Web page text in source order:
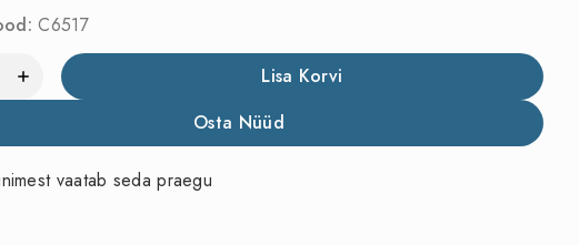
C6517
Lisa Korvi
Osta Nüüd
vaatab seda praegu